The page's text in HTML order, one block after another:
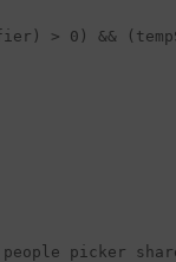
> 0) &&
people picker